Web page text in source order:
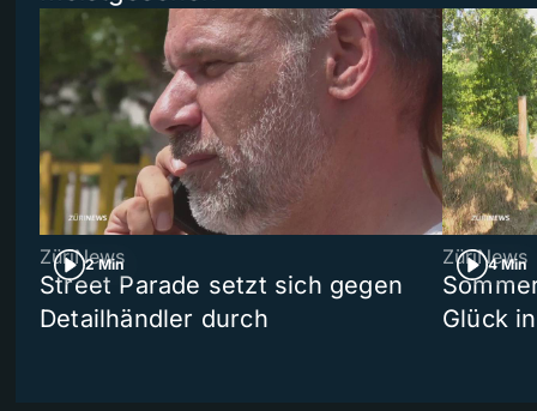
2 Min
ZüriNews
Street Parade setzt sich gegen
Detailhändler durch
4 Min
ZüriNews
Glück